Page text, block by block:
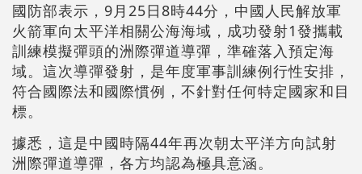
國防部表示，9月25日8時44分，中國人民解放軍
火箭軍向太平洋相關公海海域，成功發射1發攜載
訓練模擬彈頭的洲際彈道導彈，準確落入預定海
域。這次導彈發射，是年度軍事訓練例行性安排，
符合國際法和國際慣例，不針對任何特定國家和目
標。
據悉，這是中國時隔44年再次朝太平洋方向試射
洲際彈道導彈，各方均認為極具意涵。